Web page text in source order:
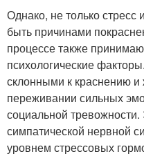
Однако, не только стресс
быть причинами
процессе также
психологические
склонными к краснению
переживании сильных
социальной
симпатической нервной
уровнем стрессовых